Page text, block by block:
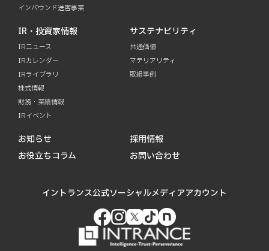
インバウンド送客事業
IR・投資家情報
IRニュース
IRカレンダー
IRライブラリ
株式情報
財務・業績情報
IRイベント
サステナビリティ
共通価値
マテリアリティ
取組事例
お知らせ
お役立ちコラム
採用情報
お問い合わせ
イントランス公式ソーシャルメディアアカウント